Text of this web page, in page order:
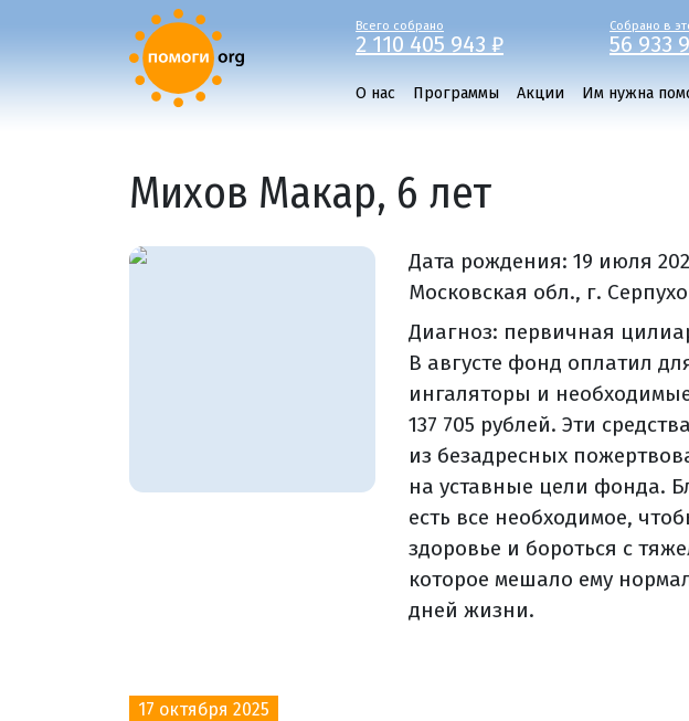
Всего собрано
2 110 405 943 ₽
Собрано в
56 933
О нас Программы Акции Им нужна
Михов Макар, 6 лет
Дата рождения:19 июля
Московская обл., г.
Диагноз: первичная
В августе фонд оплатил
ингаляторы и
137 705 рублей. Эти
из безадресных
на уставные цели фонда.
есть все необходимое,
здоровье и бороться с
которое мешало ему
дней жизни.
17 октября 2025